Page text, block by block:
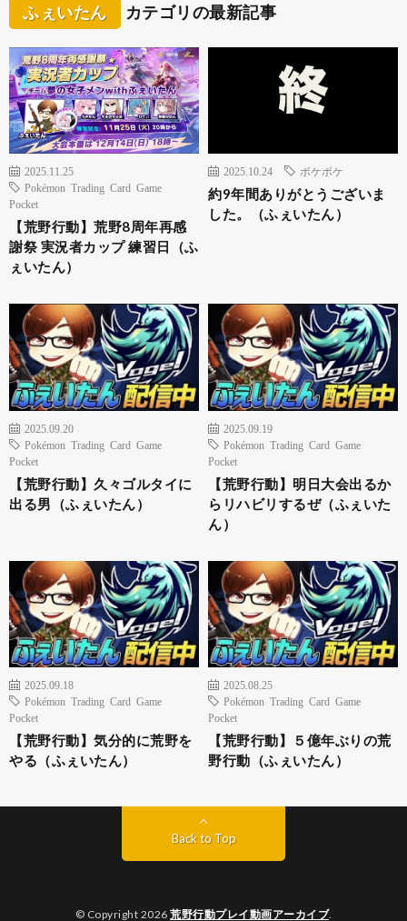
ふぇいたん カテゴリの最新記事
2025.11.25
Pokémon Trading Card Game
Pocket
【荒野行動】荒野8周年再感
謝祭 実況者カップ 練習日（ふ
ぇいたん）
2025.10.24 ポケポケ
約9年間ありがとうございま
した。（ふぇいたん）
2025.09.20
Pokémon Trading Card Game
Pocket
【荒野行動】久々ゴルタイに
出る男（ふぇいたん）
2025.09.19
Pokémon Trading Card Game
Pocket
【荒野行動】明日大会出るか
らリハビリするぜ（ふぇいた
ん）
2025.09.18
Pokémon Trading Card Game
Pocket
【荒野行動】気分的に荒野を
やる（ふぇいたん）
2025.08.25
Pokémon Trading Card Game
Pocket
【荒野行動】５億年ぶりの荒
野行動（ふぇいたん）
Back to Top
© Copyright 2026 荒野行動プレイ動画アーカイブ.